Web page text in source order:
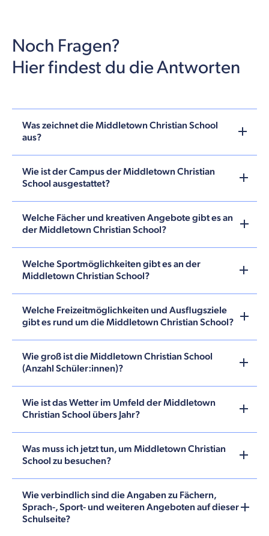
Noch Fragen?
Hier findest du die Antworten
Was zeichnet die Middletown Christian School
aus?
Wie ist der Campus der Middletown Christian
School ausgestattet?
Welche Fächer und kreativen Angebote gibt es an
der Middletown Christian School?
Welche Sportmöglichkeiten gibt es an der
Middletown Christian School?
Welche Freizeitmöglichkeiten und Ausflugsziele
gibt es rund um die Middletown Christian School?
Wie groß ist die Middletown Christian School
(Anzahl Schüler:innen)?
Wie ist das Wetter im Umfeld der Middletown
Christian School übers Jahr?
Was muss ich jetzt tun, um Middletown Christian
School zu besuchen?
Wie verbindlich sind die Angaben zu Fächern,
Sprach-, Sport- und weiteren Angeboten auf dieser
Schulseite?